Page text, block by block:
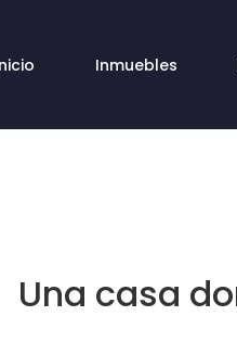
Inmuebles
Una casa